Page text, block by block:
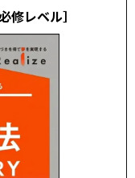
レベル］